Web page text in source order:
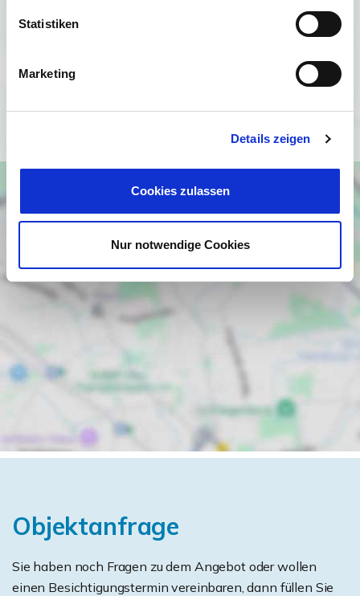
Statistiken
Marketing
Details zeigen
Cookies zulassen
Nur notwendige Cookies
Ich bin damit einverstanden, dass mir Karten von Google
Objektanfrage
Sie haben noch Fragen zu dem Angebot oder wollen
einen Besichtigungstermin vereinbaren, dann füllen Sie